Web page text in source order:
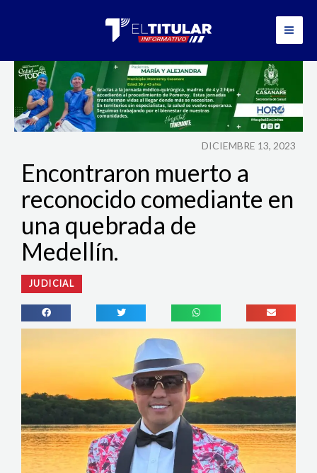
DICIEMBRE 13, 2023
Encontraron muerto a
reconocido comediante en
una quebrada de
Medellín.
JUDICIAL